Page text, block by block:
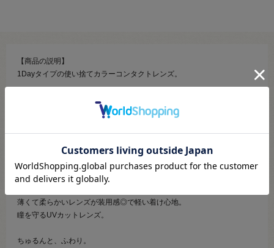
【商品の説明】
1Dayタイプの使い捨てカラーコンタクトレンズ。
“ちゅるんとふわり。優しい瞳へ”
花のような美しい配色と黒目を活かした抜け感デザインで、イキイキと
こだわり３トーンで華やか×艶やかに。
薄くて柔らかいレンズが装用感◎で軽い着け心地。
瞳を守るUVカットレンズ。
ちゅるんと、ふわり。